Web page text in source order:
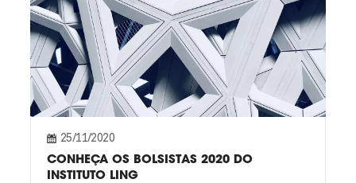
25/11/2020
CONHEÇA OS BOLSISTAS 2020 DO
INSTITUTO LING